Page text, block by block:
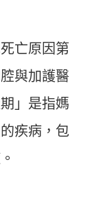
亡原因第
與加護醫
」是指媽
疾病，包